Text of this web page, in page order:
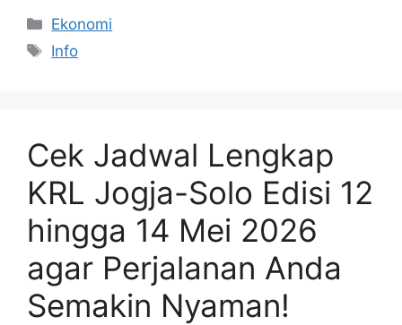
Kategori
Ekonomi
Tag
Info
Cek Jadwal Lengkap
KRL Jogja-Solo Edisi 12
hingga 14 Mei 2026
agar Perjalanan Anda
Semakin Nyaman!